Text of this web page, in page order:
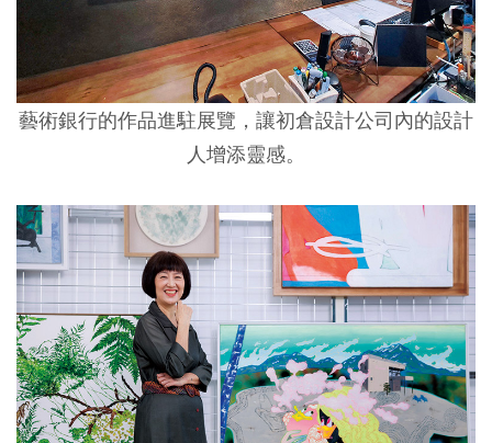
藝術銀行的作品進駐展覽，讓初倉設計公司內的設計
人增添靈感。